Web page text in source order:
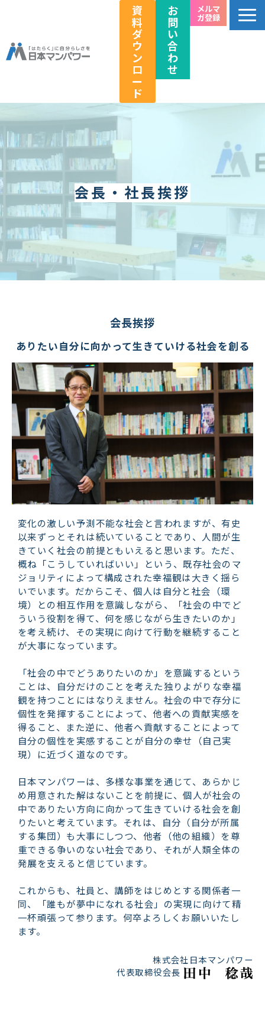
資
料
ダ
ウ
ン
ロ
ー
ド
お
問
い
合
わ
せ
メルマ
ガ登録
個人のお客様向け
法人のお客様向け
教育関係者向け
キャリアのこれから研究所
会長・社長挨拶
会長挨拶
ありたい自分に向かって生きていける社会を創る
変化の激しい予測不能な社会と言われますが、有史
以来ずっとそれは続いていることであり、人間が生
きていく社会の前提ともいえると思います。ただ、
概ね「こうしていればいい」という、既存社会のマ
ジョリティによって構成された幸福観は大きく揺ら
いでいます。だからこそ、個人は自分と社会（環
境）との相互作用を意識しながら、「社会の中でど
ういう役割を得て、何を感じながら生きたいのか」
を考え続け、その実現に向けて行動を継続すること
が大事になっています。
「社会の中でどうありたいのか」を意識するという
ことは、自分だけのことを考えた独りよがりな幸福
観を持つことにはなりえません。社会の中で存分に
個性を発揮することによって、他者への貢献実感を
得ること、また逆に、他者へ貢献することによって
自分の個性を実感することが自分の幸せ（自己実
現）に近づく道なのです。
日本マンパワーは、多様な事業を通じて、あらかじ
め用意された解はないことを前提に、個人が社会の
中でありたい方向に向かって生きていける社会を創
りたいと考えています。それは、自分（自分が所属
する集団）も大事にしつつ、他者（他の組織）を尊
重できる争いのない社会であり、それが人類全体の
発展を支えると信じています。
これからも、社員と、講師をはじめとする関係者一
同、「誰もが夢中になれる社会」の実現に向けて精
一杯頑張って参ります。何卒よろしくお願いいたし
ます。
株式会社日本マンパワー
代表取締役会長